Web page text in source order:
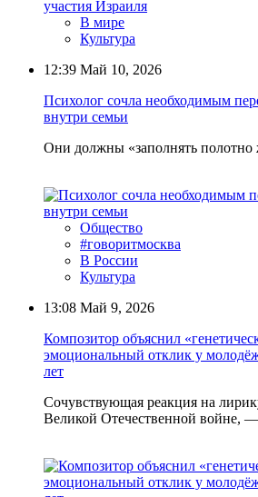
В мире
Культура
12:39 Май 10, 2026
Психолог сочла необходимым
внутри семьи
Они должны «заполнять полотно
Общество
#говоритмосква
В России
Культура
13:08 Май 9, 2026
Композитор объяснил
эмоциональный отклик у
лет
Сочувствующая реакция на
Великой Отечественной войне,